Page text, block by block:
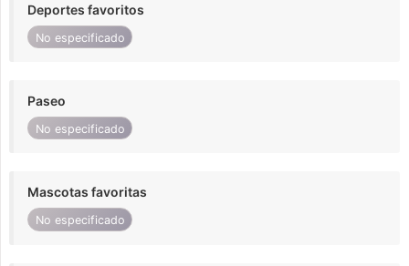
Deportes favoritos
No especificado
Paseo
No especificado
Mascotas favoritas
No especificado